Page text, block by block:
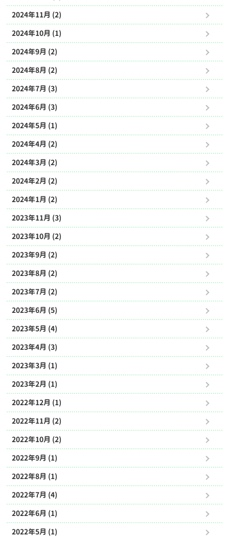
2024年11月 (2)
2024年10月 (1)
2024年9月 (2)
2024年8月 (2)
2024年7月 (3)
2024年6月 (3)
2024年5月 (1)
2024年4月 (2)
2024年3月 (2)
2024年2月 (2)
2024年1月 (2)
2023年11月 (3)
2023年10月 (2)
2023年9月 (2)
2023年8月 (2)
2023年7月 (2)
2023年6月 (5)
2023年5月 (4)
2023年4月 (3)
2023年3月 (1)
2023年2月 (1)
2022年12月 (1)
2022年11月 (2)
2022年10月 (2)
2022年9月 (1)
2022年8月 (1)
2022年7月 (4)
2022年6月 (1)
2022年5月 (1)